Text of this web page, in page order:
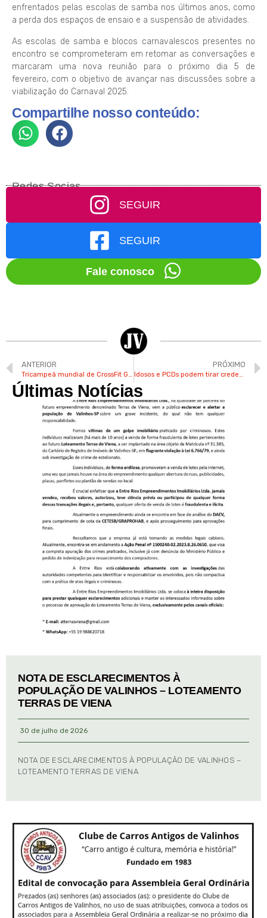
enfrentados pelas escolas de samba nos últimos anos, como
a perda dos espaços de ensaio e a suspensão de atividades.
As escolas de samba e blocos carnavalescos presentes no
encontro se comprometeram em retomar as conversações e
marcaram uma nova reunião para o próximo dia 5 de
fevereiro, com o objetivo de avançar nas discussões sobre a
viabilização do Carnaval 2025.
Compartilhe nosso conteúdo:
Redes Socias
SEGUIR
SEGUIR
Fale conosco
ANTERIOR
Tricampeã mundial de CrossFit Games é moradora de Valinhos
PRÓXIMO
Idosos e PCDs podem tirar credencial vitalícia para estacionamento de seus veículos
Últimas Notícias
NOTA DE ESCLARECIMENTOS À
POPULAÇÃO DE VALINHOS – LOTEAMENTO
TERRAS DE VIENA
30 de julho de 2026
NOTA DE ESCLARECIMENTOS À POPULAÇÃO DE VALINHOS –
LOTEAMENTO TERRAS DE VIENA